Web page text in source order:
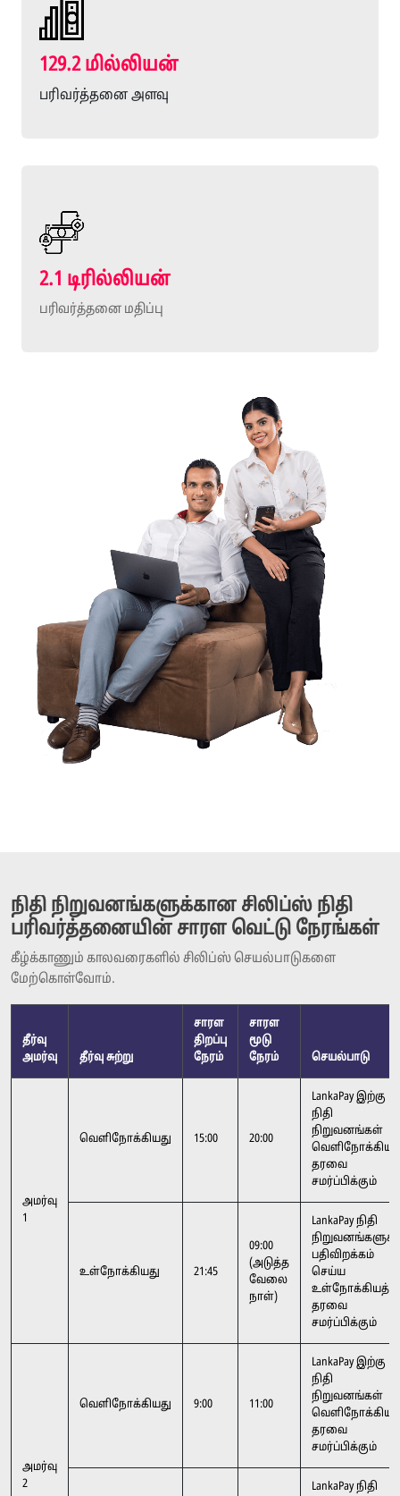
129.2 மில்லியன்
பரிவர்த்தனை அளவு
2.1 டிரில்லியன்
பரிவர்த்தனை மதிப்பு
நிதி நிறுவனங்களுக்கான சிலிப்ஸ் நிதி
பரிவர்த்தனையின் சாரள வெட்டு நேரங்கள்
கீழ்க்காணும் காலவரைகளில் சிலிப்ஸ் செயல்பாடுகளை
மேற்கொள்வோம்.
தீர்வு
அமர்வு
தீர்வு சுற்று
சாரள
திறப்பு
நேரம்
சாரள
மூடு
நேரம்
செயல்பாடு
அமர்வு
1
வெளிநோக்கியது 15:00 20:00
LankaPay இற்கு
நிதி
நிறுவனங்கள்
வெளிநோக்கியத்
தரவை
சமர்ப்பிக்கும்
உள்நோக்கியது 21:45
09:00
(அடுத்த
வேலை
நாள்)
LankaPay நிதி
பதிவிறக்கம்
செய்ய
உள்நோக்கியத்
தரவை
சமர்ப்பிக்கும்
அமர்வு
2
வெளிநோக்கியது 9:00 11:00
LankaPay இற்கு
நிதி
நிறுவனங்கள்
வெளிநோக்கியத்
தரவை
சமர்ப்பிக்கும்
LankaPay நிதி